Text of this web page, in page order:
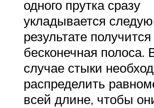
одного прутка сразу
укладывается
результате получится
бесконечная полоса.
случае стыки
распределить
всей длине, чтобы